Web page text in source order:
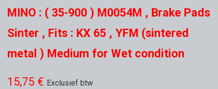
MINO : ( 35-900 ) M0054M , Brake Pads
Sinter , Fits : KX 65 , YFM (sintered
metal ) Medium for Wet condition
15,75 € Exclusief btw